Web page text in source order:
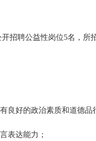
聘公益性岗位5名，所招
好的政治素质和道德品
表达能力；